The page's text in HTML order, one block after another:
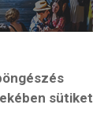
sütiket